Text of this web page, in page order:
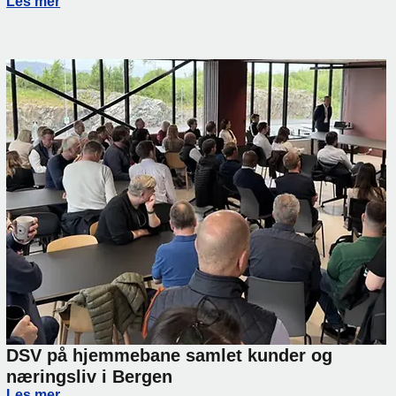
DSV på hjemmebane samlet kunder og
næringsliv i Bergen